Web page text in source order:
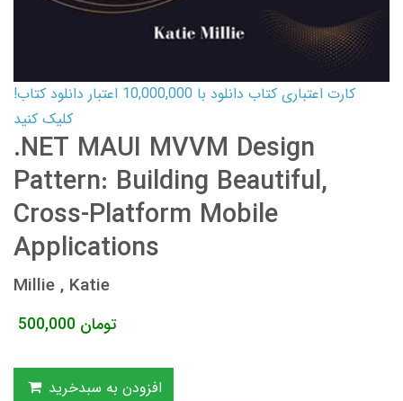
کارت اعتباری کتاب دانلود با 10,000,000 اعتبار دانلود کتاب!
کلیک کنید
.NET MAUI MVVM Design
Pattern: Building Beautiful,
Cross-Platform Mobile
Applications
Millie , Katie
500,000 تومان
افزودن به سبدخرید